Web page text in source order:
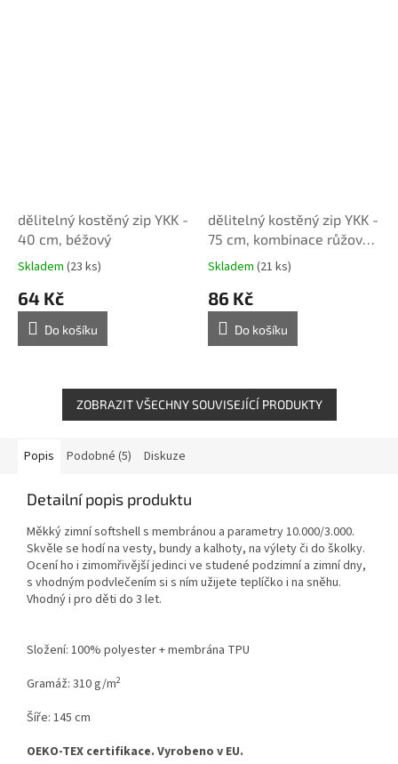
dělitelný kostěný zip YKK -
40 cm, béžový
Skladem (23 ks)
64 Kč
Do košíku
dělitelný kostěný zip YKK -
75 cm, kombinace růžové,
FLAT design
Skladem (21 ks)
86 Kč
Do košíku
ZOBRAZIT VŠECHNY SOUVISEJÍCÍ PRODUKTY
Popis Podobné (5) Diskuze
Detailní popis produktu
Měkký zimní softshell s membránou a parametry 10.000/3.000.
Skvěle se hodí na vesty, bundy a kalhoty, na výlety či do školky.
Ocení ho i zimomřivější jedinci ve studené podzimní a zimní dny,
s vhodným podvlečením si s ním užijete teplíčko i na sněhu.
Vhodný i pro děti do 3 let.
Složení: 100% polyester + membrána TPU
Gramáž: 310 g/m2
Šíře: 145 cm
OEKO-TEX certifikace. Vyrobeno v EU.